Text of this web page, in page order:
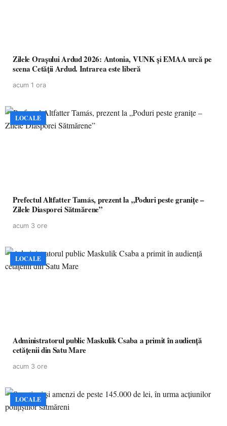
Zilele Orașului Ardud 2026: Antonia, VUNK și EMAA urcă pe
scena Cetății Ardud. Intrarea este liberă
acum 1 ora
LOCALE
Prefectul Altfatter Tamás, prezent la „Poduri peste granițe –
Zilele Diasporei Sătmărene”
acum 3 ore
LOCALE
Administratorul public Maskulik Csaba a primit în audiență
cetățenii din Satu Mare
acum 3 ore
LOCALE